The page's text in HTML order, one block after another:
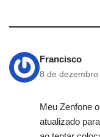
Francisco
8 de dezembro
Meu Zenfone
atualizado